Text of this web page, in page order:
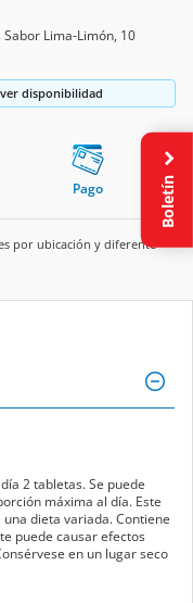
Lima-Limón, 10
disponibilidad
Pago
por ubicación y diferente
2 tabletas. Se puede
máxima al día. Este
dieta variada. Contiene
puede causar efectos
en un lugar seco
Boletín